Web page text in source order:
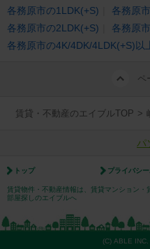
各務原市の1LDK(+S)
各務原
各務原市の2LDK(+S)
各務原
各務原市の4K/4DK/4LDK(+S)以
ペ
賃貸・不動産のエイブルTOP >
パ
トップ プライバシ
賃貸物件・不動産情報は、賃貸マンション
部屋探しのエイブルへ
(C) ABLE